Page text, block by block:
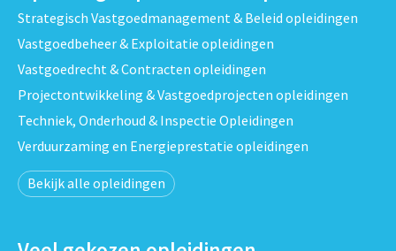
Strategisch Vastgoedmanagement & Beleid opleidingen
Vastgoedbeheer & Exploitatie opleidingen
Vastgoedrecht & Contracten opleidingen
Projectontwikkeling & Vastgoedprojecten opleidingen
Techniek, Onderhoud & Inspectie Opleidingen
Verduurzaming en Energieprestatie opleidingen
Bekijk alle opleidingen